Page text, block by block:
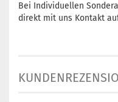
Bei Individuellen
direkt mit uns Kontakt